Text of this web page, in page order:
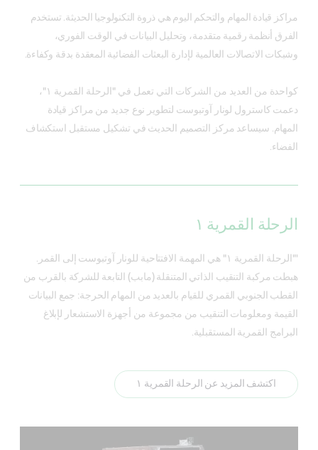
مراكز قيادة المهام والتحكم اليوم هي ذروة التكنولوجيا الحديثة. تستخدم
الفرق أنظمة رقمية متقدمة، وتحليل البيانات في الوقت الفوري،
وشبكات الاتصالات العالمية لإدارة البعثات الفضائية المعقدة بدقة وكفاءة.
كواحدة من العديد من الشركات التي تعمل في "الرحلة القمرية ١"،
دعمت كاسترول لونار آوتبوست لتطوير نوع جديد من مراكز قيادة
المهام. سيساعد مركز التصميم الحديث في تشكيل مستقبل استكشاف
الفضاء.
الرحلة القمرية ١
'"الرحلة القمرية ١" هي المهمة الافتتاحية للونار آوتبوست إلى القمر.
هبطت مركبة التنقيب الذاتي المتنقلة (مابب) التابعة للشركة بالقرب من
القطب الجنوبي القمري للقيام بالعديد من المهام الحرجة: جمع البيانات
القيمة ومعلومات التنقيب من مجموعة من أجهزة الاستشعار لإبلاغ
البرامج القمرية المستقبلية.
اكتشف المزيد عن الرحلة القمرية ١